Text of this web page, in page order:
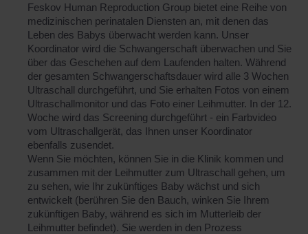
Feskov Human Reproduction Group bietet eine Reihe von
medizinischen perinatalen Diensten an, mit denen das
Leben des Babys überwacht werden kann. Unser
Koordinator wird die Schwangerschaft überwachen und Sie
über das Geschehen auf dem Laufenden halten. Während
der gesamten Schwangerschaftsdauer wird alle 3 Wochen
Ultraschall durchgeführt, und Sie erhalten Fotos von einem
Ultraschallmonitor und das Foto einer Leihmutter. In der 12.
Woche wird das Screening durchgeführt - ein Farbvideo
vom Ultraschallgerät, das Ihnen unser Koordinator
ebenfalls zusendet.
Wenn Sie möchten, können Sie in die Klinik kommen und
zusammen mit der Leihmutter zum Ultraschall gehen, um
zu sehen, wie Ihr zukünftiges Baby wächst und sich
entwickelt (berühren Sie den Bauch, winken Sie Ihrem
zukünftigen Baby, während es sich im Mutterleib der
Leihmutter befindet). Sie werden in den Prozess